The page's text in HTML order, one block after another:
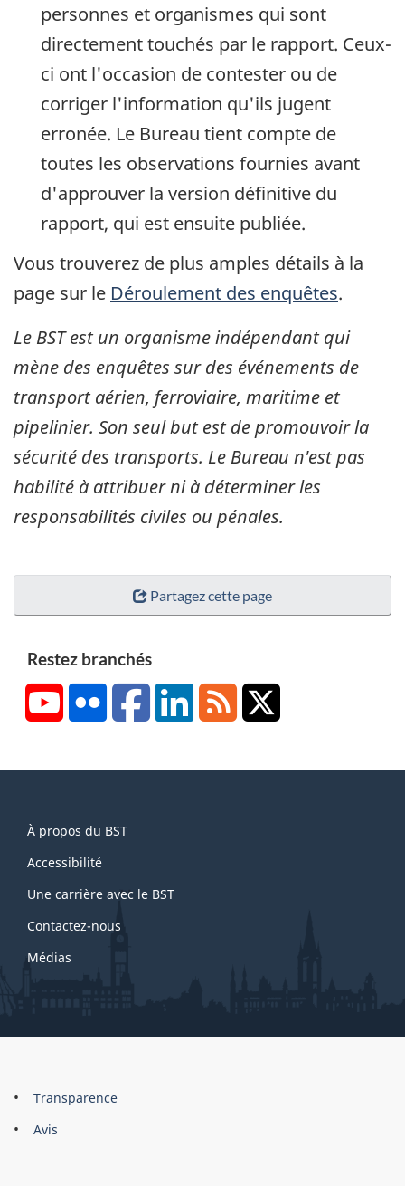
personnes et organismes qui sont
directement touchés par le rapport. Ceux-
ci ont l'occasion de contester ou de
corriger l'information qu'ils jugent
erronée. Le Bureau tient compte de
toutes les observations fournies avant
d'approuver la version définitive du
rapport, qui est ensuite publiée.
Vous trouverez de plus amples détails à la
page sur le Déroulement des enquêtes.
Le BST est un organisme indépendant qui
mène des enquêtes sur des événements de
transport aérien, ferroviaire, maritime et
pipelinier. Son seul but est de promouvoir la
sécurité des transports. Le Bureau n'est pas
habilité à attribuer ni à déterminer les
responsabilités civiles ou pénales.
Partagez cette page
Restez branchés
YouTubeFlickr FacebookLinkedInRSS
this
site
À propos du BST
Accessibilité
Une carrière avec le BST
Contactez-nous
Médias
About
this
Brand
Transparence
Avis